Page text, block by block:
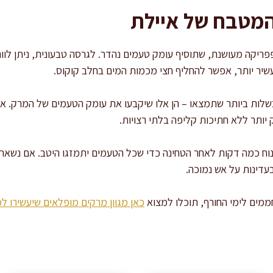
של איילת
מעושנת, שתוסיף עומק טעמים נהדר. לגרסה טבעונית, ניתן
יותר, אפשר להחליף חצי מכמות המים בחלב קוקוס.
ביותר שתמצאו – הן אלו שיקבעו את עומק הטעמים של המרק.
ללא חתיכות קליפה בלתי רצויות.
כמה דקות לאחר הטחינה כדי שכל הטעמים יתמזגו היטב. אם
על אש נמוכה.
לימי החורף, תוכלו למצוא כאן מגוון מרקים מופלאים